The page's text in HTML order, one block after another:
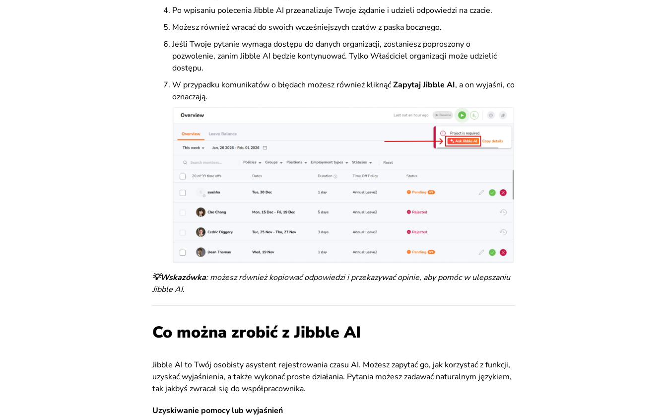
Po wpisaniu polecenia Jibble AI przeanalizuje Twoje żądanie i udzieli odpowiedzi na czacie.
Możesz również wracać do swoich wcześniejszych czatów z paska bocznego.
Jeśli Twoje pytanie wymaga dostępu do danych organizacji, zostaniesz poproszony o
pozwolenie, zanim Jibble AI będzie kontynuować. Tylko Właściciel organizacji może udzielić
dostępu.
W przypadku komunikatów o błędach możesz również kliknąćZapytaj Jibble AI, a on wyjaśni, co
oznaczają.
💡Wskazówka: możesz również kopiować odpowiedzi i przekazywać opinie, aby pomóc w ulepszaniu
Jibble AI.
Co można zrobić z Jibble AI
Jibble AI to Twój osobisty asystent rejestrowania czasu AI. Możesz zapytać go, jak korzystać z funkcji,
uzyskać wyjaśnienia, a także wykonać proste działania. Pytania możesz zadawać naturalnym językiem,
tak jakbyś zwracał się do współpracownika.
Uzyskiwanie pomocy lub wyjaśnień